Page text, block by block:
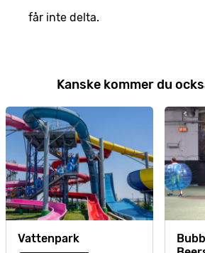
får inte delta.
Kanske kommer du
Vattenpark